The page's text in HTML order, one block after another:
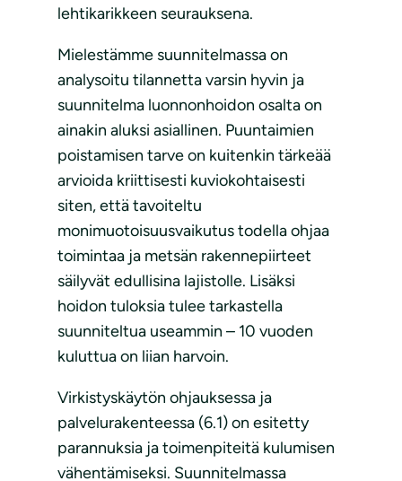
lehtikarikkeen seurauksena.
Mielestämme suunnitelmassa on
analysoitu tilannetta varsin hyvin ja
suunnitelma luonnonhoidon osalta on
ainakin aluksi asiallinen. Puuntaimien
poistamisen tarve on kuitenkin tärkeää
arvioida kriittisesti kuviokohtaisesti
siten, että tavoiteltu
monimuotoisuusvaikutus todella ohjaa
toimintaa ja metsän rakennepiirteet
säilyvät edullisina lajistolle. Lisäksi
hoidon tuloksia tulee tarkastella
suunniteltua useammin – 10 vuoden
kuluttua on liian harvoin.
Virkistyskäytön ohjauksessa ja
palvelurakenteessa (6.1) on esitetty
parannuksia ja toimenpiteitä kulumisen
vähentämiseksi. Suunnitelmassa